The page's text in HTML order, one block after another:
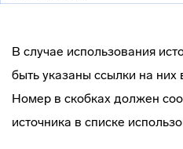
В случае использования
быть указаны ссылки на них
Номер в скобках должен
источника в списке